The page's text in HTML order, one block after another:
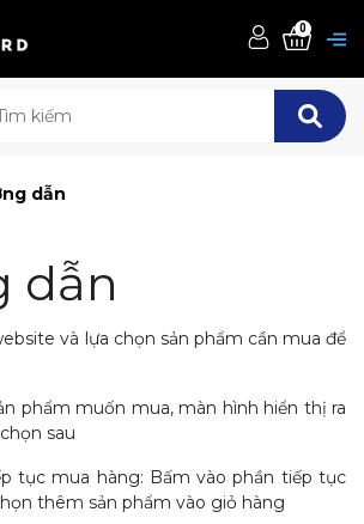
0
dẫn
dẫn
và lựa chọn sản phẩm cần mua để
phẩm muốn mua, màn hình hiển thị ra
sau
tục mua hàng: Bấm vào phần tiếp tục
thêm sản phẩm vào giỏ hàng